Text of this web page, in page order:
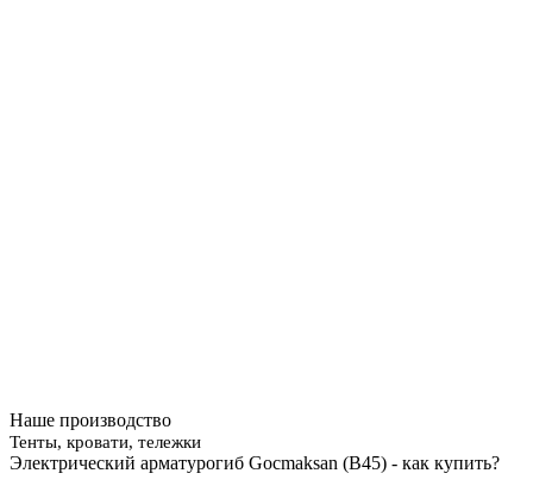
Наше производство
Тенты, кровати, тележки
Электрический арматурогиб Gocmaksan (B45) - как купить?